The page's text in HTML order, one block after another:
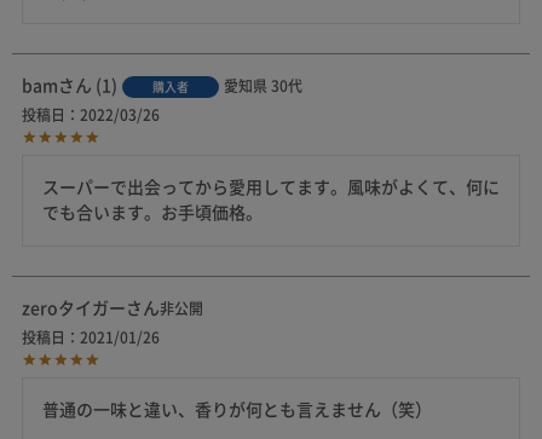
bam 1 購入者 愛知県 30代
投稿日
2022/03/26
スーパーで出会ってから愛用してます。風味がよくて、何に
でも合います。お手頃価格。
zeroタイガー
非公開
投稿日
2021/01/26